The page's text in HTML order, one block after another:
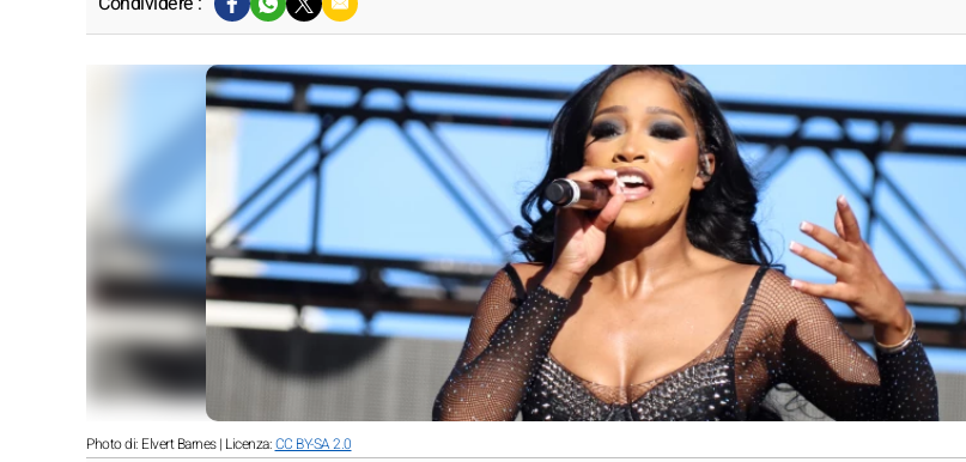
Photo di: Elvert Barnes | Licenza:CC BY-SA 2.0